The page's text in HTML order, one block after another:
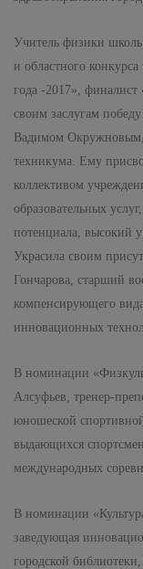
Учитель физики
и областного
года -2017», финалист
своим заслугам
Вадимом Окружновым,
техникума. Ему
коллективом
образовательных
потенциала, высокий
Украсила своим
Гончарова, старший
компенсирующего
инновационных
В номинации
Алсуфьев, тренер-
юношеской
выдающихся
международных
В номинации
заведующая
городской